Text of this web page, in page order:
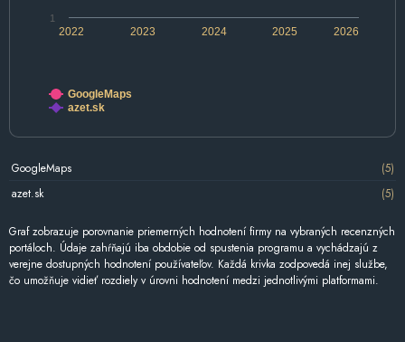
2022 2024 2026
2023 2025
1
GoogleMaps
azet.sk
GoogleMaps
(5)
azet.sk
(5)
Graf zobrazuje porovnanie priemerných hodnotení firmy na vybraných recenzných
portáloch. Údaje zahŕňajú iba obdobie od spustenia programu a vychádzajú z
verejne dostupných hodnotení používateľov. Každá krivka zodpovedá inej službe,
čo umožňuje vidieť rozdiely v úrovni hodnotení medzi jednotlivými platformami.